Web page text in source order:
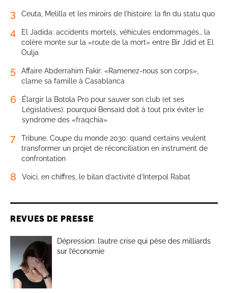
3 Ceuta, Melilla et les miroirs de l’histoire: la fin du statu quo
4
El Jadida: accidents mortels, véhicules endommagés… la
colère monte sur la «route de la mort» entre Bir Jdid et El
Oulja
5
Affaire Abderrahim Fakir: «Ramenez-nous son corps»,
clame sa famille à Casablanca
6
Élargir la Botola Pro pour sauver son club (et ses
Législatives): pourquoi Bensaïd doit à tout prix éviter le
syndrome des «fraqchia»
7
Tribune. Coupe du monde 2030: quand certains veulent
transformer un projet de réconciliation en instrument de
confrontation
8 Voici, en chiffres, le bilan d’activité d’Interpol Rabat
REVUES DE PRESSE
Dépression: l’autre crise qui pèse des milliards
sur l’économie